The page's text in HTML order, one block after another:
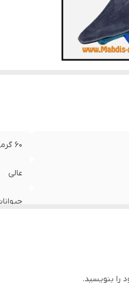
60 گرمی
عالی
را بنویسید.